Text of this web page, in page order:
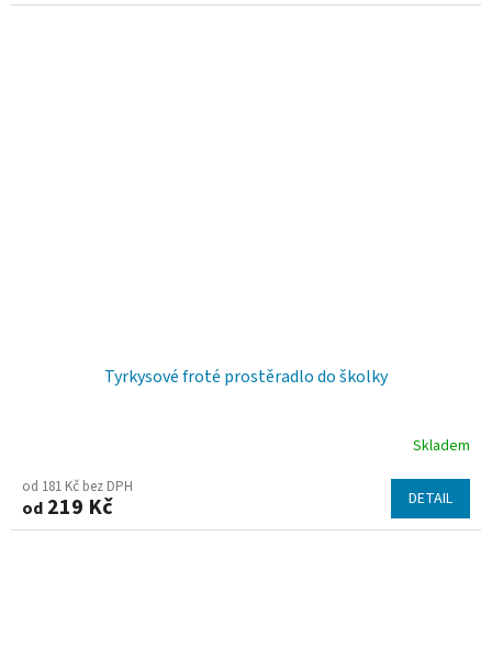
Tyrkysové froté prostěradlo do školky
Skladem
od 181 Kč bez DPH
od 219 Kč DETAIL